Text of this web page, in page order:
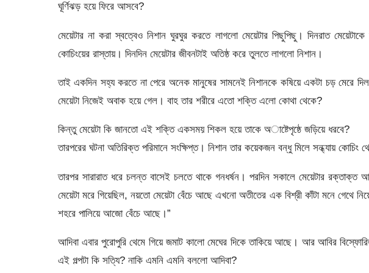
ঘূর্ণিঝড় হয়ে ফিরে আসবে?
মেয়েটার না করা স্বত্বেও নিশান ঘুরঘুর করতে লাগলো মেয়েটার পিছুপিছু। দিনরাত
কোচিংয়ের রাস্তায়। দিনদিন মেয়েটার জীবনটাই অতিষ্ঠ করে তুলতে লাগলো নিশান।
তাই একদিন সহ্য করতে না পেরে অনেক মানুষের সামনেই নিশানকে কষিয়ে একটা চড় মেরে
মেয়েটা নিজেই অবাক হয়ে গেল। বাহ তার শরীরে এতো শক্তি এলো কোথা থেকে?
কিন্তু মেয়েটা কি জানতো এই শক্তি একসময় শিকল হয়ে তাকে অাষ্টেপৃষ্ঠে জড়িয়ে ধরবে?
তারপরের ঘটনা অতিরিক্ত পরিমানে সংক্ষিপ্ত। নিশান তার কয়েকজন বন্ধু মিলে সন্ধ্যায় কোচিং
তারপর সারারাত ধরে চলন্ত বাসেই চলতে থাকে গনধর্ষন। পরদিন সকালে মেয়েটার
মেয়েটা মরে গিয়েছিল, নয়তো মেয়েটা বেঁচে আছে এখনো অতীতের এক বিশ্রী কাঁটা মনে গেথে
শহরে পালিয়ে আজো বেঁচে আছে।”
আদিবা এবার পুরোপুরি থেমে গিয়ে জমাট কালো মেঘের দিকে তাকিয়ে আছে। আর আবির
এই গল্পটা কি সত্যি? নাকি এমনি এমনি বললো আদিবা?